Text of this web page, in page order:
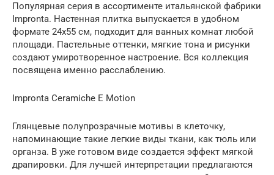
Популярная серия в ассортименте итальянской фабрики
Impronta. Настенная плитка выпускается в удобном
формате 24х55 см, подходит для ванных комнат любой
площади. Пастельные оттенки, мягкие тона и рисунки
создают умиротворенное настроение. Вся коллекция
посвящена именно расслаблению.
Impronta Ceramiche E Motion
Глянцевые полупрозрачные мотивы в клеточку,
напоминающие такие легкие виды ткани, как тюль или
органза. В уже готовом виде создается эффект мягкой
драпировки. Для лучшей интерпретации предлагаются